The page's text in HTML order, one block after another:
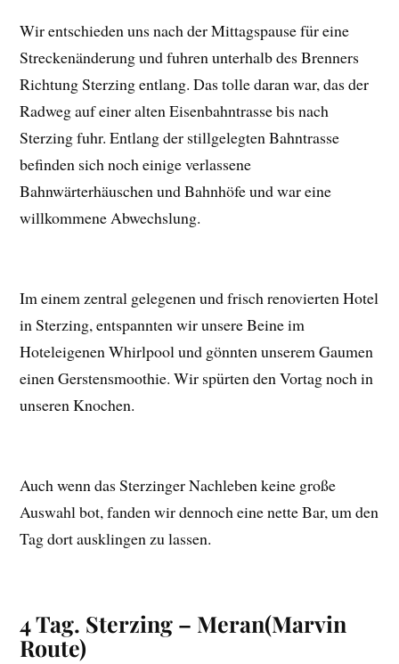
Wir entschieden uns nach der Mittagspause für eine
Streckenänderung und fuhren unterhalb des Brenners
Richtung Sterzing entlang. Das tolle daran war, das der
Radweg auf einer alten Eisenbahntrasse bis nach
Sterzing fuhr. Entlang der stillgelegten Bahntrasse
befinden sich noch einige verlassene
Bahnwärterhäuschen und Bahnhöfe und war eine
willkommene Abwechslung.
Im einem zentral gelegenen und frisch renovierten Hotel
in Sterzing, entspannten wir unsere Beine im
Hoteleigenen Whirlpool und gönnten unserem Gaumen
einen Gerstensmoothie. Wir spürten den Vortag noch in
unseren Knochen.
Auch wenn das Sterzinger Nachleben keine große
Auswahl bot, fanden wir dennoch eine nette Bar, um den
Tag dort ausklingen zu lassen.
4 Tag. Sterzing – Meran(Marvin
Route)